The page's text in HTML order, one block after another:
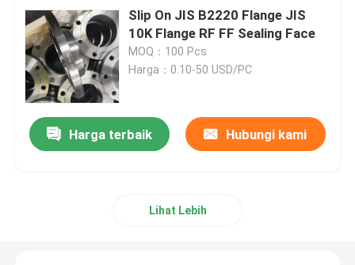
Slip On JIS B2220 Flange JIS
10K Flange RF FF Sealing Face
MOQ：100 Pcs
Harga：0.10-50 USD/PC
Harga terbaik Hubungi kami
Lihat Lebih